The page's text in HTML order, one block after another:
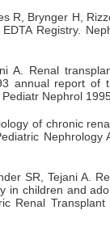
R, Brynger H,
Registry.
A. Renal
annual report of
Nephrol
of chronic
Nephrology
SR, Tejani A.
in children and
Renal Transplant